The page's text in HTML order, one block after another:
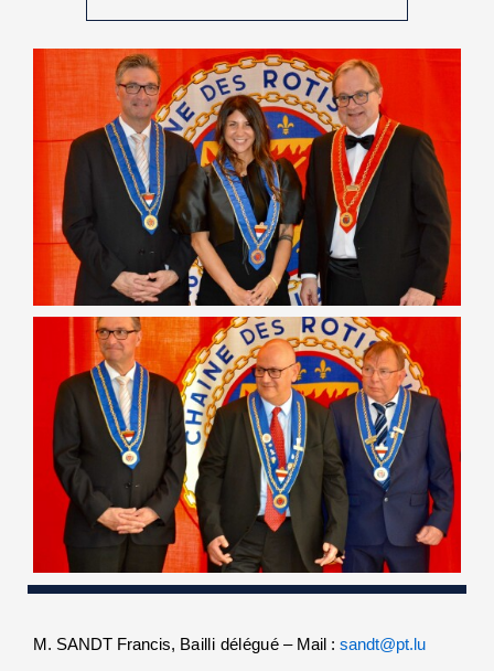
M. SANDT Francis, Bailli délégué – Mail :sandt@pt.lu